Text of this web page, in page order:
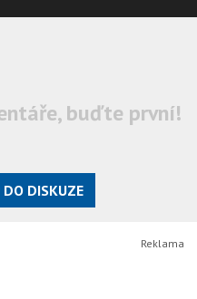
buďte první!
DISKUZE